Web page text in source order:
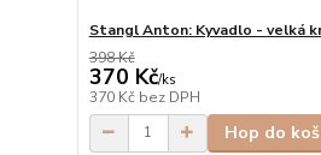
Stangl Anton: Kyvadlo - velká
398 Kč
370 Kč/ks
370 Kč bez DPH
Hop do